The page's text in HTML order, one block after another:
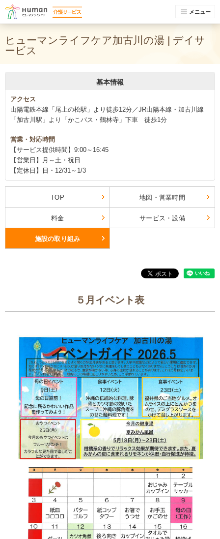
メニュー
ヒューマンライフケア加古川の湯 | デイサ
ービス
基本情報
アクセス
山陽電鉄本線「尾上の松駅」より徒歩12分／JR山陽本線・加古川線
「加古川駅」より「かこバス・鶴林寺」下車 徒歩1分
営業・対応時間
【サービス提供時間】9:00～16:45
【営業日】月～土・祝日
【定休日】日・12/31～1/3
TOP 地図・営業時間
料金 サービス・設備
施設の取り組み
５月イベント表